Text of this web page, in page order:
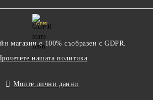
GDPR
магазин е 100% съобразен с GDPR.
нашата политика
Моите лични данни